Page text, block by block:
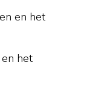
en het
het